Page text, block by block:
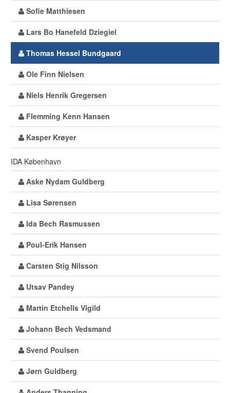
Sofie Matthiesen
Lars Bo Hanefeld Dziegiel
Thomas Hessel Bundgaard
Ole Finn Nielsen
Niels Henrik Gregersen
Flemming Kenn Hansen
Kasper Krøyer
IDA København
Aske Nydam Guldberg
Lisa Sørensen
Ida Bech Rasmussen
Poul-Erik Hansen
Carsten Stig Nilsson
Utsav Pandey
Martin Etchells Vigild
Johann Bech Vedsmand
Svend Poulsen
Jørn Guldberg